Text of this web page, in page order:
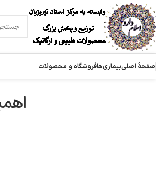
صفحۀ اصلیبیماری‌هافروشگاه و محصولات